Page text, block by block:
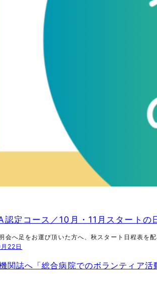
認定コース／10月・11月スタートの
会へ足をお運び頂いた方へ、秋スタート日程表を
22日